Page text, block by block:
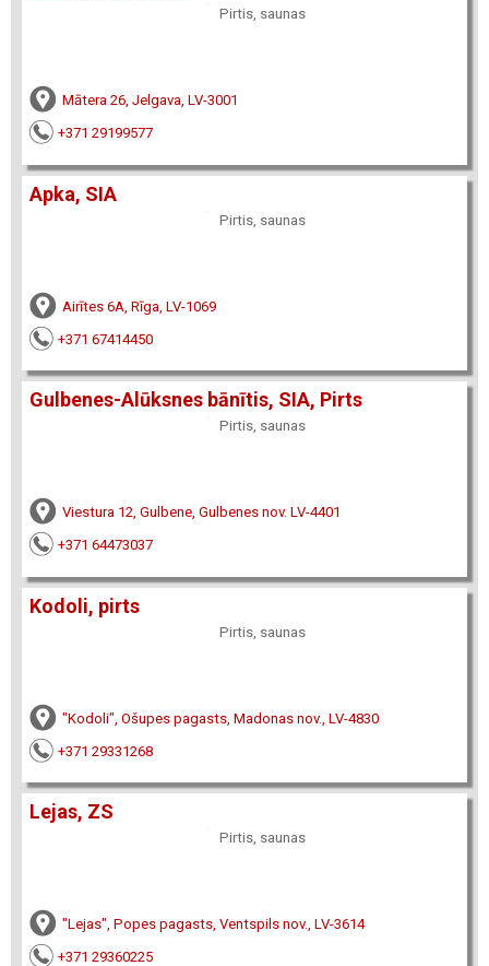
Pirtis, saunas
Mātera 26, Jelgava, LV-3001
+371 29199577
Apka, SIA
Pirtis, saunas
Airītes 6A, Rīga, LV-1069
+371 67414450
Gulbenes-Alūksnes bānītis, SIA, Pirts
Pirtis, saunas
Viestura 12, Gulbene, Gulbenes nov. LV-4401
+371 64473037
Kodoli, pirts
Pirtis, saunas
"Kodoli", Ošupes pagasts, Madonas nov., LV-4830
+371 29331268
Lejas, ZS
Pirtis, saunas
"Lejas", Popes pagasts, Ventspils nov., LV-3614
+371 29360225